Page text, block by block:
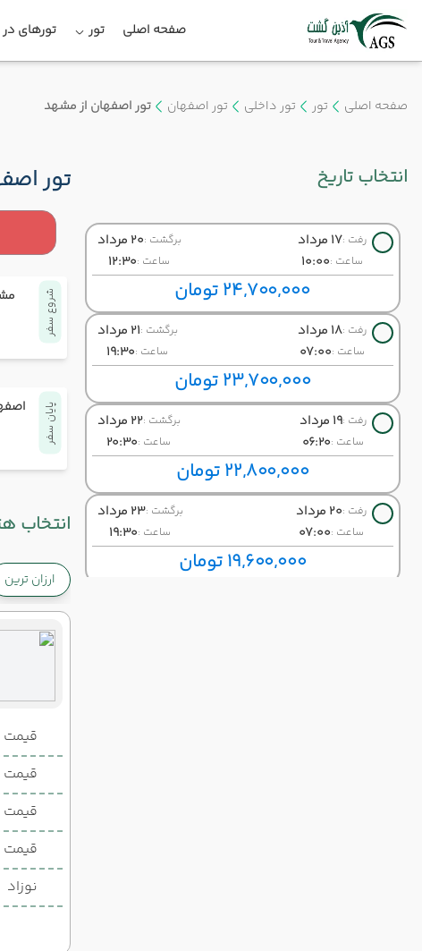
صفحه اصلی تور تورهای در
صفحه اصلی تور تور داخلی تور اصفهان تور اصفهان از مشهد
انتخاب تاریخ
رفت :17 مرداد
ساعت :10:00
برگشت :20 مرداد
ساعت :12:30
24,700,000 تومان
رفت :18 مرداد
ساعت :07:00
برگشت :21 مرداد
ساعت :19:30
23,700,000 تومان
رفت :19 مرداد
ساعت :06:20
برگشت :22 مرداد
ساعت :20:30
22,800,000 تومان
رفت :20 مرداد
ساعت :07:00
برگشت :23 مرداد
ساعت :19:30
19,600,000 تومان
تور
شروع سفر
پایان سفر
انتخاب
ارزان ترین
قیمت 2 تخته (هرنفر)
قیمت 1 تخته (هرنفر)
قیمت
نوزاد